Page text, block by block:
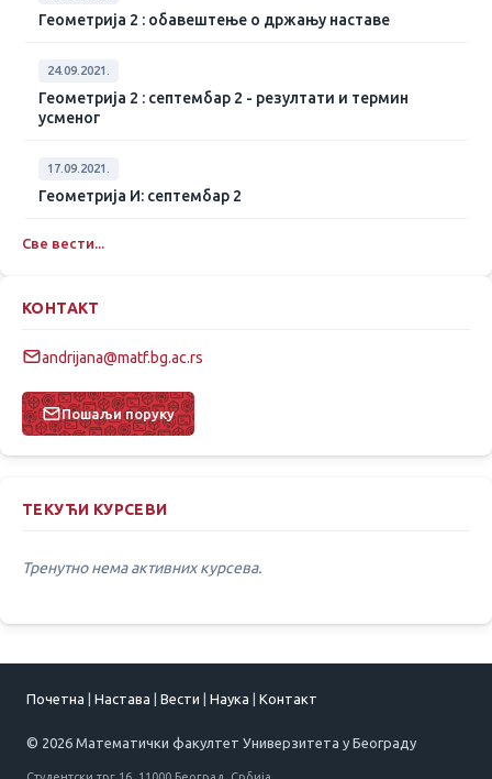
Геометрија 2 : обавештење о држању наставе
24.09.2021.
Геометрија 2 : септембар 2 - резултати и термин
усменог
17.09.2021.
Геометрија И: септембар 2
Све вести...
КОНТАКТ
andrijana@matf.bg.ac.rs
Пошаљи поруку
ТЕКУЋИ КУРСЕВИ
Тренутно нема активних курсева.
Почетна Настава Вести Наука Контакт
© 2026 Математички факултет Универзитета у Београду